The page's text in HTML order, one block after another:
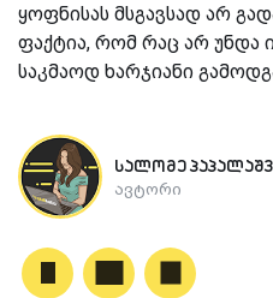
ყოფნისას მსგავსად არ
ფაქტია, რომ რაც არ უნდა
საკმაოდ ხარჯიანი
სალომე
ავტორი